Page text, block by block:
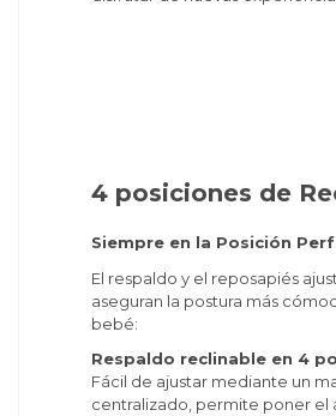
4 posiciones de
Siempre en la Posición
El respaldo y el reposapiés
aseguran la postura más
bebé:
Respaldo reclinable en 4
Fácil de ajustar mediante un
centralizado, permite poner el